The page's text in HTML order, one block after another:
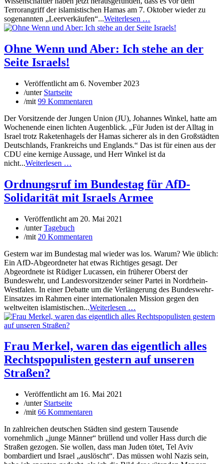
Terrorangriff der islamistischen Hamas am 7. Oktober wieder zu
sogenannten „Leerverkäufen“...Weiterlesen …
Ohne Wenn und Aber: Ich stehe an der
Seite Israels!
Veröffentlicht am 6. November 2023
/unter Startseite
/mit 99 Kommentaren
Der Vorsitzende der Jungen Union (JU), Johannes Winkel, hatte am
Wochenende einen lichten Augenblick. „Für Juden ist der Alltag in
Israel trotz Raketenhagels der Hamas sicherer als in den Großstädten
Deutschlands, Frankreichs und Englands.“ Das ist für einen aus der
CDU eine kernige Aussage, und Herr Winkel ist da
nicht...Weiterlesen …
Ordnungsruf im Bundestag für AfD-
Solidarität mit Israels Armee
Veröffentlicht am 20. Mai 2021
/unterTagebuch
/mit 20 Kommentaren
Gestern war im Bundestag mal wieder was los. Warum? Wie üblich:
Ein AfD-Abgeordneter hat etwas Richtiges gesagt. Der
Abgeordnete ist Rüdiger Lucassen, ein früherer Oberst der
Bundeswehr, und Landesvorsitzender seiner Partei in Nordrhein-
Westfalen. In einer Debatte um die Verlängerung des Bundeswehr-
Einsatzes im Rahmen einer internationalen Mission gegen den
weltweiten islamistischen...Weiterlesen …
Frau Merkel, waren das eigentlich alles
Rechtspopulisten gestern auf unseren
Straßen?
Veröffentlicht am 16. Mai 2021
/unter Startseite
/mit 66 Kommentaren
In zahlreichen deutschen Städten sind gestern Tausende
vornehmlich „junge Männer“ brüllend und voller Hass durch die
Straßen gezogen. Sie wollen, dass man Juden tötet, Tel Aviv
bombardiert und Israel „auslöscht“. Das müssen wohl Nazis sein,